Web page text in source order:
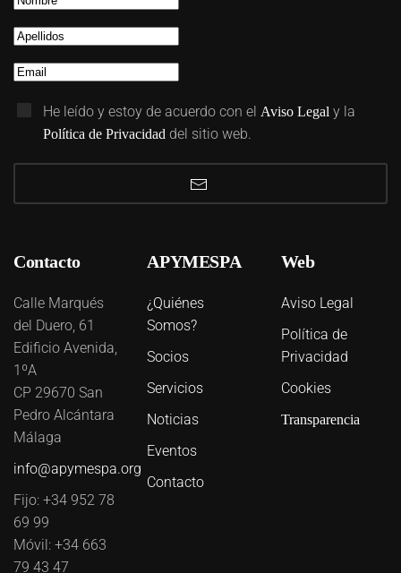
He leído y estoy de acuerdo con el Aviso Legal y la
Política de Privacidad del sitio web.
Contacto
Calle Marqués
del Duero, 61
Edificio Avenida,
1ºA
CP 29670 San
Pedro Alcántara
Málaga
info@apymespa.org
Fijo: +34 952 78
69 99
Móvil: +34 663
79 43 47
APYMESPA
¿Quiénes
Somos?
Socios
Servicios
Noticias
Eventos
Contacto
Web
Aviso Legal
Política de
Privacidad
Cookies
Transparencia